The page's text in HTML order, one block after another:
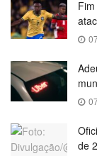
de